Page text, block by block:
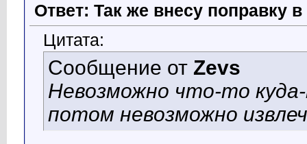
Ответ: Так же внесу поправку
Цитата:
Сообщение от Zevs
Невозможно что-то
потом невозможно